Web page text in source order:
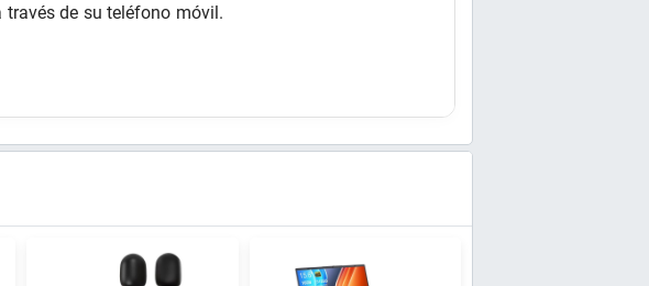
través de su teléfono móvil.